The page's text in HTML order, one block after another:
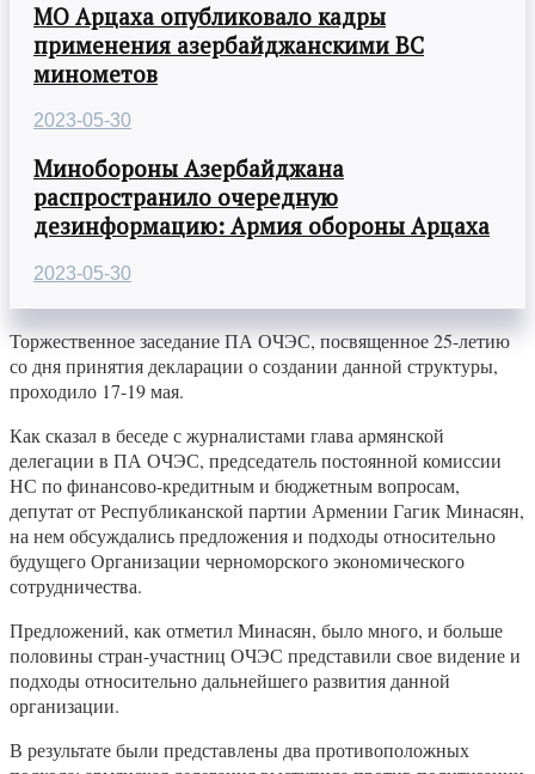
МО Арцаха опубликовало кадры
применения азербайджанскими ВС
минометов
2023-05-30
Минобороны Азербайджана
распространило очередную
дезинформацию: Армия обороны Арцаха
2023-05-30
Торжественное заседание ПА ОЧЭС, посвященное 25-летию
со дня принятия декларации о создании данной структуры,
проходило 17-19 мая.
Как сказал в беседе с журналистами глава армянской
делегации в ПА ОЧЭС, председатель постоянной комиссии
НС по финансово-кредитным и бюджетным вопросам,
депутат от Республиканской партии Армении Гагик Минасян,
на нем обсуждались предложения и подходы относительно
будущего Организации черноморского экономического
сотрудничества.
Предложений, как отметил Минасян, было много, и больше
половины стран-участниц ОЧЭС представили свое видение и
подходы относительно дальнейшего развития данной
организации.
В результате были представлены два противоположных